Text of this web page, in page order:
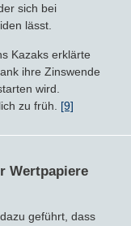
sich bei
lässt.
Kazaks erklärte
ihre Zinswende
wird.
zu früh. [9]
Wertpapiere
geführt, dass